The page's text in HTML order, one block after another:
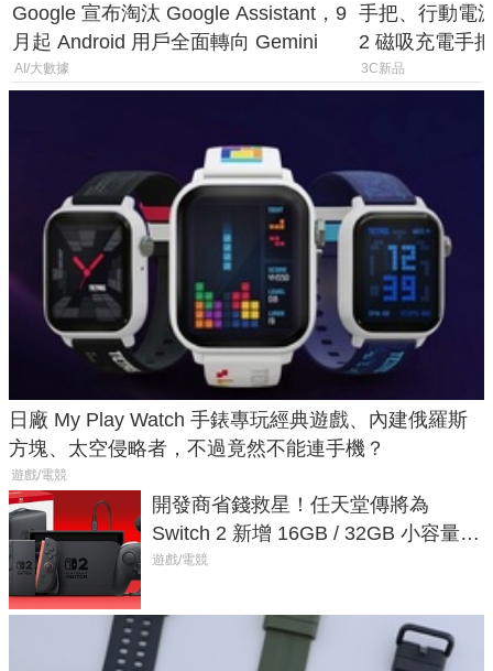
Google 宣布淘汰 Google Assistant，9
月起 Android 用戶全面轉向 Gemini
AI/大數據
手把、行動電
2 磁吸充電手
倍
3C新品
日廠 My Play Watch 手錶專玩經典遊戲、內建俄羅斯
方塊、太空侵略者，不過竟然不能連手機？
遊戲/電競
開發商省錢救星！任天堂傳將為
Switch 2 新增 16GB / 32GB 小容量遊
戲卡的選擇
遊戲/電競